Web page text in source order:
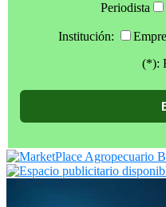
Periodista
Institución:
(*):